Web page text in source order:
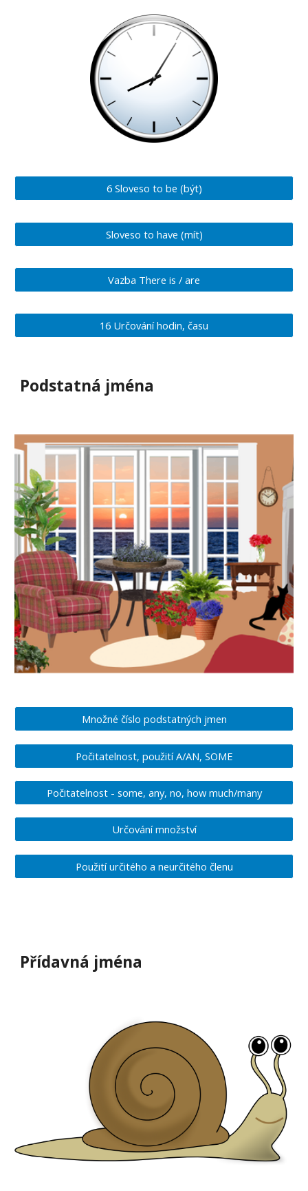
6 Sloveso to be (být)
Sloveso to have (mít)
Vazba There is / are
16 Určování hodin, času
Podstatná jména
Množné číslo podstatných jmen
Počitatelnost, použití A/AN, SOME
Počitatelnost - some, any, no, how much/many
Určování množství
Použití určitého a neurčitého členu
Přídavná jména